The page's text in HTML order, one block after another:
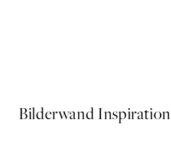
Bilderwand Inspiration